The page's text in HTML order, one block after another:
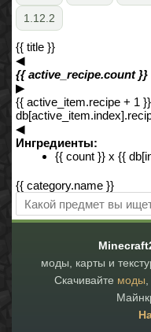
1.12.2
{{ title }}
◀︎
{{ active_recipe.count }}
▶︎
{{ active_item.recipe + 1
◀︎
Ингредиенты:
{{ count }} x {{
{{ category.name }}
моды, карты и
Скачивайте моды